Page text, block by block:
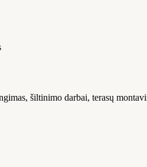
šiltinimo darbai, terasų